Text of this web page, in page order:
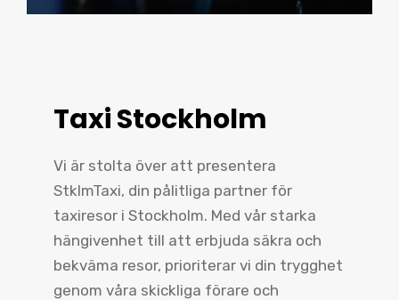
Taxi Stockholm
Vi är stolta över att presentera
StklmTaxi, din pålitliga partner för
taxiresor i Stockholm. Med vår starka
hängivenhet till att erbjuda säkra och
bekväma resor, prioriterar vi din trygghet
genom våra skickliga förare och